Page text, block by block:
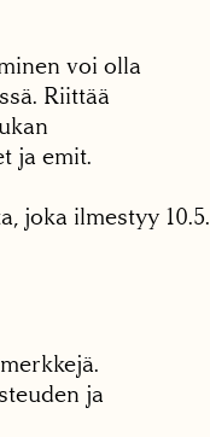
voi olla
Riittää
ja emit.
joka ilmestyy 10.5.
ja